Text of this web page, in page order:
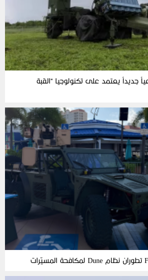
جديداً يعتمد على تكنولوجيا “القبة